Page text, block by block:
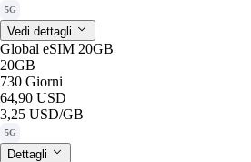
5G
Vedi dettagli
Global eSIM 20GB
20GB
730 Giorni
64,90 USD
3,25 USD/GB
5G
Dettagli